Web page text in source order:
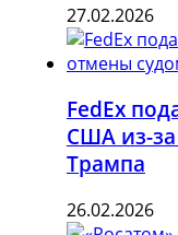
27.02.2026
FedEx
США из-
Трампа
26.02.2026